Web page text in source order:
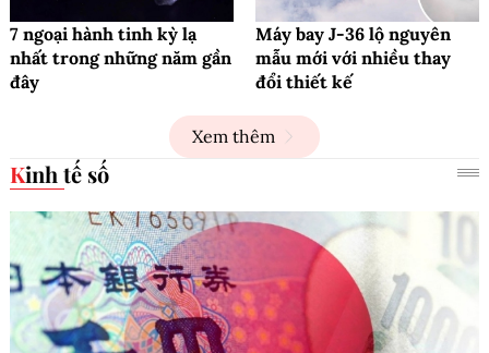
7 ngoại hành tinh kỳ lạ
nhất trong những năm gần
đây
Máy bay J-36 lộ nguyên
mẫu mới với nhiều thay
đổi thiết kế
Xem thêm
Kinh tế số